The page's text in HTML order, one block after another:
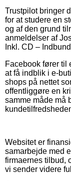
Trustpilot bringer
for at studere en
og af den grund
anmeldelser af
Inkl. CD –
Facebook fører til
at få indblik i e-
shops på nettet
offentliggøre en
samme måde må
Websitet er
samarbejde med
firmaernes tilbud,
vi sender videre